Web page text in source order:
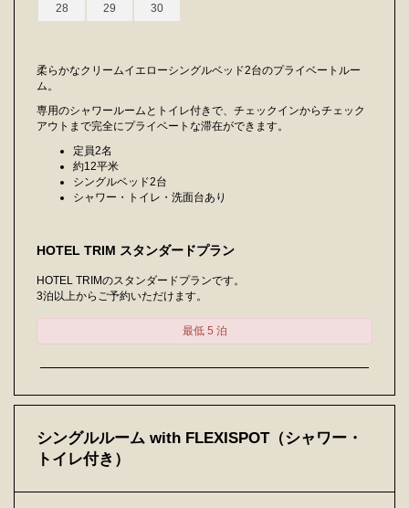
28 29 30
柔らかなクリームイエローシングルベッド2台のプライベートルー
ム。
専用のシャワールームとトイレ付きで、チェックインからチェック
アウトまで完全にプライベートな滞在ができます。
定員2名
約12平米
シングルベッド2台
シャワー・トイレ・洗面台あり
HOTEL TRIM スタンダードプラン
HOTEL TRIMのスタンダードプランです。
3泊以上からご予約いただけます。
最低 5 泊
シングルルーム with FLEXISPOT（シャワー・
トイレ付き）